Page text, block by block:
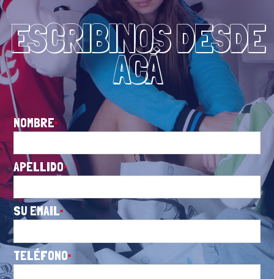
ESCRIBINOS DESDE
ACÁ
NOMBRE
APELLIDO
SU EMAIL
TELÉFONO